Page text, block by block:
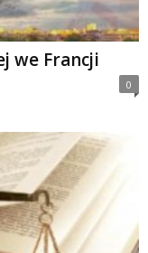
we Francji
0